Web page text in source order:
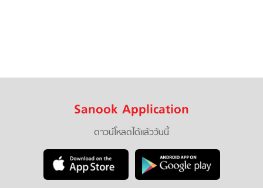
Sanook Application
ดาวน์โหลดได้แล้ววันนี้